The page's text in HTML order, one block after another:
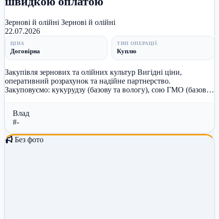
Зернові й олійні Зернові й олійні
22.07.2026
ЦІНА
Договірна
ТИП ОПЕРАЦІЇ
Куплю
Закупівля зернових та олійних культур Вигідні ціни,
оперативний розрахунок та надійне партнерство.
Закуповуємо: кукурудзу (базову та вологу), сою ГМО (базову
Влад
#-
Без фото